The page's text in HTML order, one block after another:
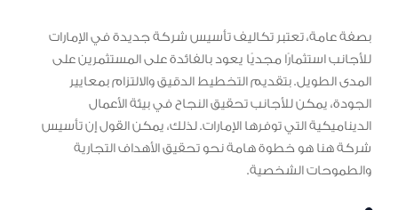
بصفة عامة، تعتبر تكاليف تأسيس شركة جديدة في الإمارات
للأجانب استثمارًا مجديًا يعود بالفائدة على المستثمرين على
المدى الطويل. بتقديم التخطيط الدقيق والالتزام بمعايير
الجودة، يمكن للأجانب تحقيق النجاح في بيئة الأعمال
الديناميكية التي توفرها الإمارات. لذلك، يمكن القول إن تأسيس
شركة هنا هو خطوة هامة نحو تحقيق الأهداف التجارية
والطموحات الشخصية.